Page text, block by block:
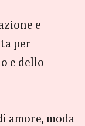
e
per
e dello
amore, moda